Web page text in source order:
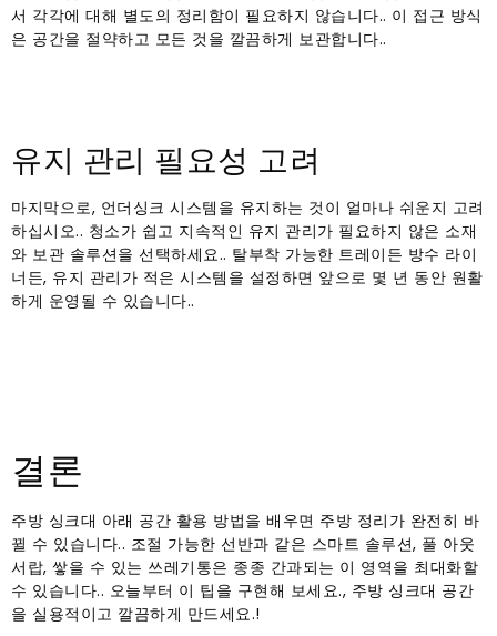
서 각각에 대해 별도의 정리함이 필요하지 않습니다.. 이 접근 방식
은 공간을 절약하고 모든 것을 깔끔하게 보관합니다..
유지 관리 필요성 고려
마지막으로, 언더싱크 시스템을 유지하는 것이 얼마나 쉬운지 고려
하십시오.. 청소가 쉽고 지속적인 유지 관리가 필요하지 않은 소재
와 보관 솔루션을 선택하세요.. 탈부착 가능한 트레이든 방수 라이
너든, 유지 관리가 적은 시스템을 설정하면 앞으로 몇 년 동안 원활
하게 운영될 수 있습니다..
결론
주방 싱크대 아래 공간 활용 방법을 배우면 주방 정리가 완전히 바
뀔 수 있습니다.. 조절 가능한 선반과 같은 스마트 솔루션, 풀 아웃
서랍, 쌓을 수 있는 쓰레기통은 종종 간과되는 이 영역을 최대화할
수 있습니다.. 오늘부터 이 팁을 구현해 보세요., 주방 싱크대 공간
을 실용적이고 깔끔하게 만드세요.!